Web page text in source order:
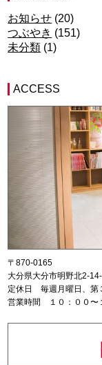
お知らせ (20)
つぶやき (151)
未分類 (1)
ACCESS
〒870-0165
大分県大分市明野北2-
定休日 毎週月曜日、第
営業時間 １０：００〜